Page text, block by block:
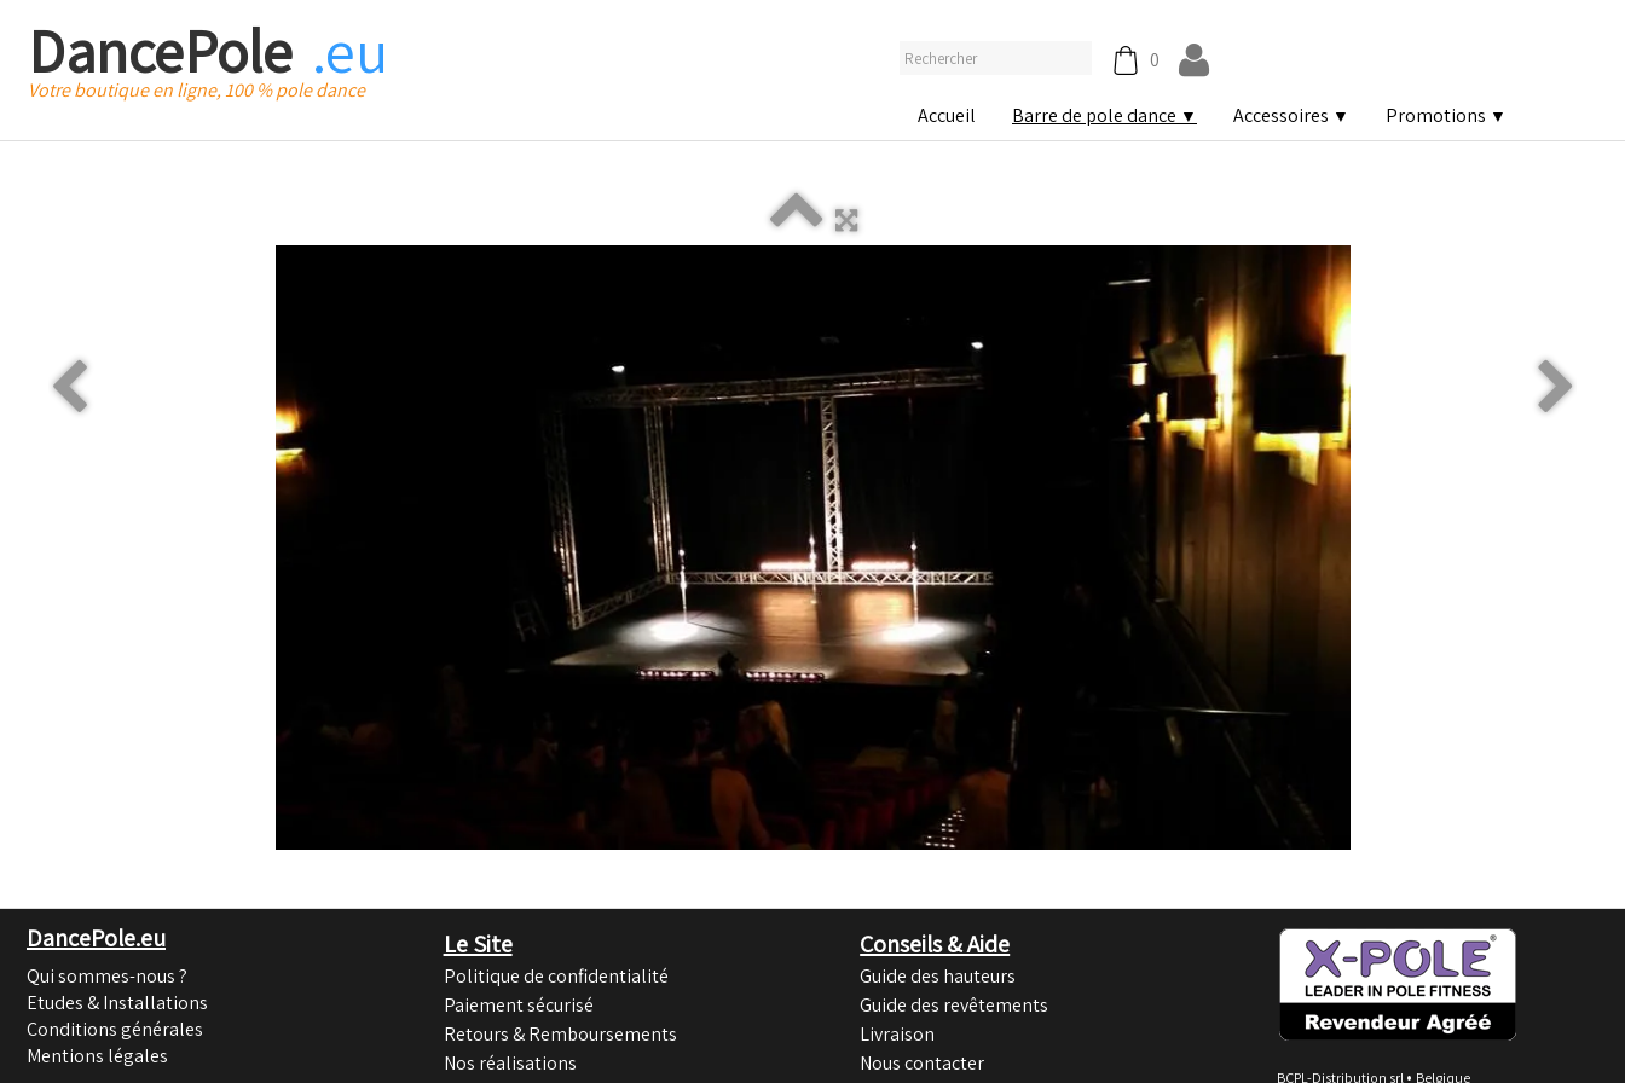
DancePole .eu
Votre boutique en ligne, 100 % pole dance
0
Accueil Barre de pole dance ▼ Accessoires ▼ Promotions ▼
DancePole.eu
Qui sommes-nous ?
Etudes & Installations
Conditions générales
Mentions légales
Le Site
Politique de confidentialité
Paiement sécurisé
Retours & Remboursements
Nos réalisations
Conseils & Aide
Guide des hauteurs
Guide des revêtements
Livraison
Nous contacter
BCPL-Distribution srl • Belgique